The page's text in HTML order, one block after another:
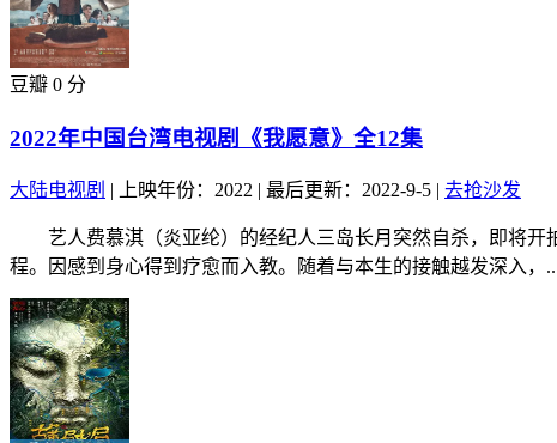
豆瓣 0 分
2022年中国台湾电视剧《我愿意》全12集
大陆电视剧 | 上映年份：2022 | 最后更新：2022-9-5 | 去抢沙发
艺人费慕淇（炎亚纶）的经纪人三岛长月突然自杀，即将开
程。因感到身心得到疗愈而入教。随着与本生的接触越发深入，